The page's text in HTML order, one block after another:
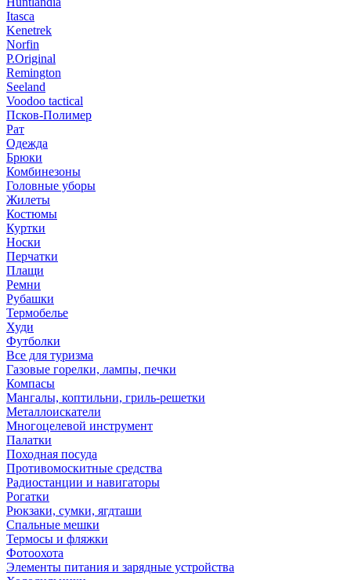
Itasca
Kenetrek
Norfin
P.Original
Remington
Seeland
Voodoo tactical
Псков-Полимер
Рат
Одежда
Брюки
Комбинезоны
Головные уборы
Жилеты
Костюмы
Куртки
Носки
Перчатки
Плащи
Ремни
Рубашки
Термобелье
Худи
Футболки
Все для туризма
Газовые горелки, лампы, печки
Компасы
Мангалы, коптильни, гриль-решетки
Металлоискатели
Многоцелевой инструмент
Палатки
Походная посуда
Противомоскитные средства
Радиостанции и навигаторы
Рогатки
Рюкзаки, сумки, ягдташи
Спальные мешки
Термосы и фляжки
Фотоохота
Элементы питания и зарядные устройства